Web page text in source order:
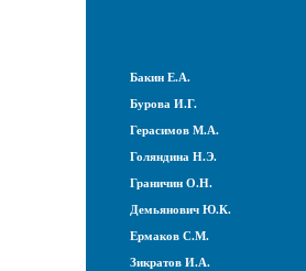
Бакин Е.А.
Бурова И.Г.
Герасимов М.А.
Голяндина Н.Э.
Граничин О.Н.
Демьянович Ю.К.
Ермаков С.М.
Зикратов И.А.